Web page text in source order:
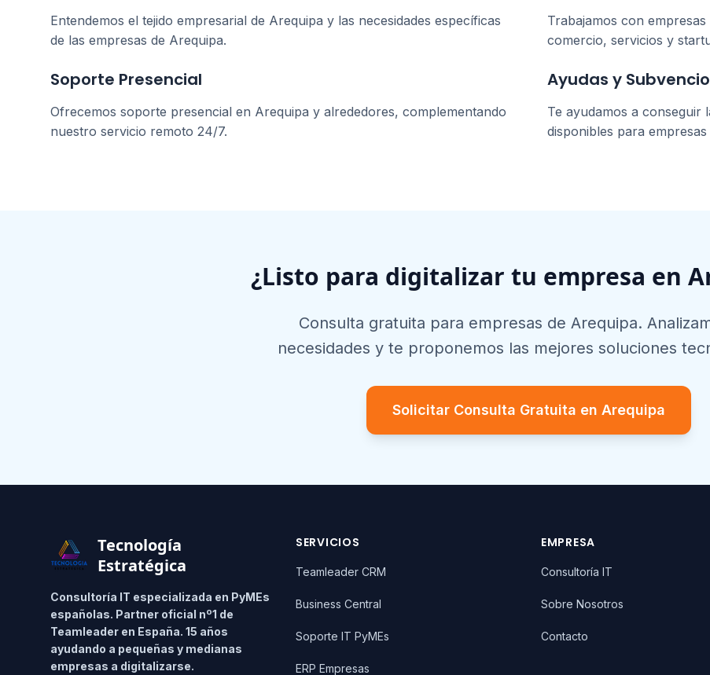
Entendemos el tejido empresarial de Arequipa y las necesidades específicas
de las empresas de Arequipa.
Soporte Presencial
Ofrecemos soporte presencial en Arequipa y alrededores, complementando
nuestro servicio remoto 24/7.
Trabajamos con empresas
comercio, servicios y
Ayudas y
Te ayudamos a conseguir
disponibles para empresas
¿Listo para digitalizar tu empresa en
Consulta gratuita para empresas de Arequipa.
necesidades y te proponemos las mejores soluciones
Solicitar Consulta Gratuita en Arequipa
Tecnología
Estratégica
Consultoría IT especializada en PyMEs
españolas. Partner oficial nº1 de
Teamleader en España. 15 años
ayudando a pequeñas y medianas
empresas a digitalizarse.
SERVICIOS
Teamleader CRM
Business Central
Soporte IT PyMEs
ERP Empresas
EMPRESA
Consultoría IT
Sobre Nosotros
Contacto